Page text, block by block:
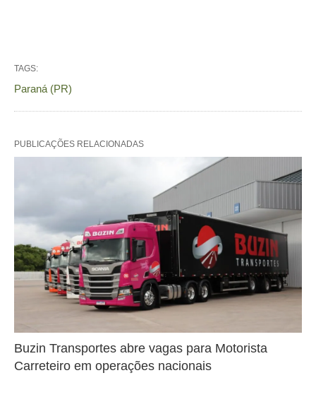
TAGS:
Paraná (PR)
PUBLICAÇÕES RELACIONADAS
Buzin Transportes abre vagas para Motorista
Carreteiro em operações nacionais